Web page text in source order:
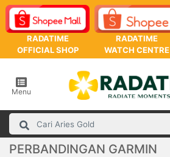
RADATIME
OFFICIAL SHOP
RADATIME
WATCH CENTRE
Menu
PERBANDINGAN GARMIN